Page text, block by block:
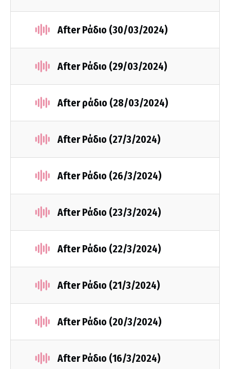
After Ράδιο (30/03/2024)
After Ράδιο (29/03/2024)
After ράδιο (28/03/2024)
After Ράδιο (27/3/2024)
After Ράδιο (26/3/2024)
After Ράδιο (23/3/2024)
After Ράδιο (22/3/2024)
After Ράδιο (21/3/2024)
After Ράδιο (20/3/2024)
After Ράδιο (16/3/2024)